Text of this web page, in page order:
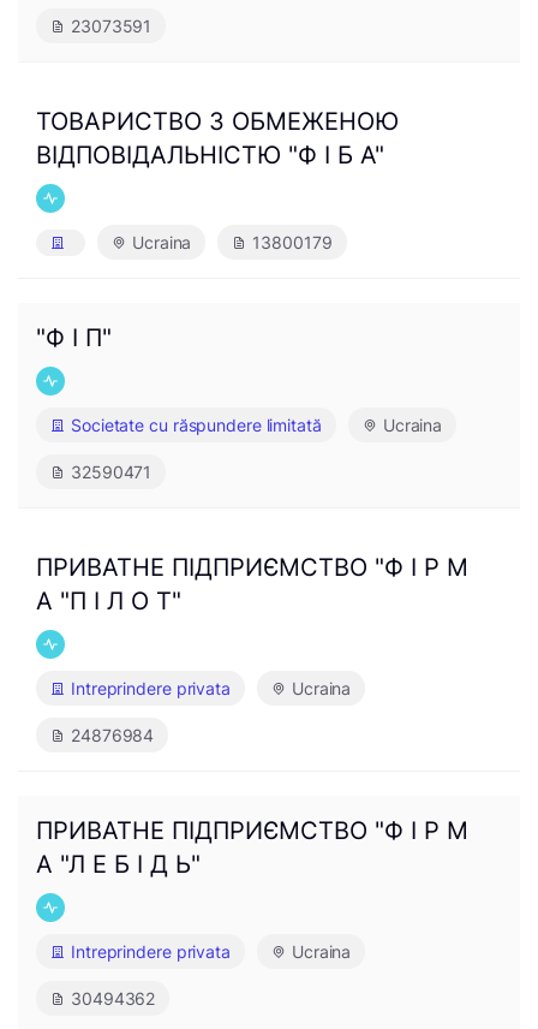
23073591
ТОВАРИСТВО З ОБМЕЖЕНОЮ
ВІДПОВІДАЛЬНІСТЮ "Ф І Б А"
Ucraina 13800179
"Ф І П"
Societate cu răspundere limitată Ucraina
32590471
ПРИВАТНЕ ПІДПРИЄМСТВО "Ф І Р М
А "П І Л О Т"
Intreprindere privata Ucraina
24876984
ПРИВАТНЕ ПІДПРИЄМСТВО "Ф І Р М
А "Л Е Б І Д Ь"
Intreprindere privata Ucraina
30494362